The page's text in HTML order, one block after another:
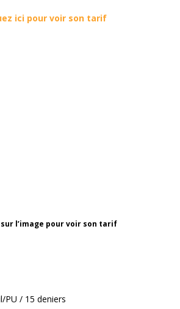
ici pour voir son tarif
l’image pour voir son tarif
PU / 15 deniers